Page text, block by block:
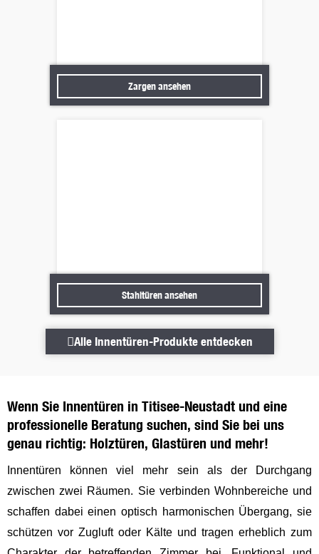
Zargen ansehen
Zargen ansehen
Stahltüren ansehen
Stahltüren ansehen
Alle Innentüren-Produkte entdecken
Alle Innentüren-Produkte
Wenn Sie Innentüren in Titisee-Neustadt und eine
professionelle Beratung suchen, sind Sie bei uns
genau richtig: Holztüren, Glastüren und mehr!
Innentüren können viel mehr sein als der Durchgang
zwischen zwei Räumen. Sie verbinden Wohnbereiche und
schaffen dabei einen optisch harmonischen Übergang, sie
schützen vor Zugluft oder Kälte und tragen erheblich zum